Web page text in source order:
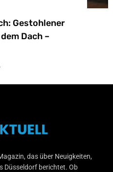
Gestohlener
Dach –
das über Neuigkeiten,
Düsseldorf berichtet. Ob